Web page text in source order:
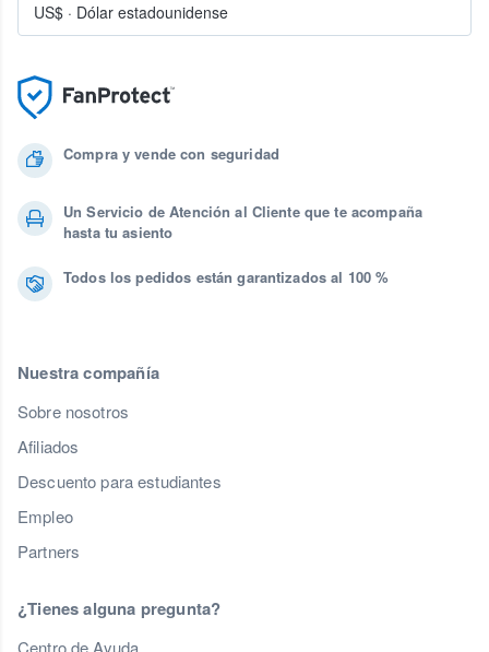
Compra y vende con seguridad
Un Servicio de Atención al Cliente que te acompaña
hasta tu asiento
Todos los pedidos están garantizados al 100 %
Nuestra compañía
Sobre nosotros
Afiliados
Descuento para estudiantes
Empleo
Partners
¿Tienes alguna pregunta?
Centro de Ayuda
US$ · Dólar estadounidense